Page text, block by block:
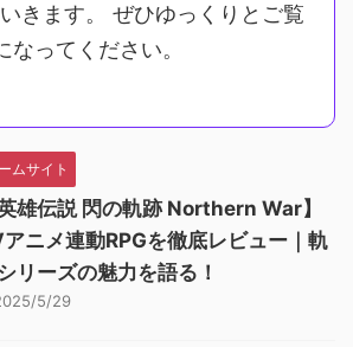
きます。 ぜひゆっくりとご覧
なってください。
ムサイト
英雄伝説 閃の軌跡 Northern War】
ニメ連動RPGを徹底レビュー｜軌
リーズの魅力を語る！
5/29